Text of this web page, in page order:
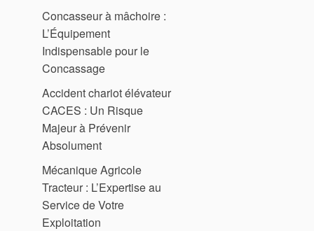
Concasseur à mâchoire :
L’Équipement
Indispensable pour le
Concassage
Accident chariot élévateur
CACES : Un Risque
Majeur à Prévenir
Absolument
Mécanique Agricole
Tracteur : L’Expertise au
Service de Votre
Exploitation